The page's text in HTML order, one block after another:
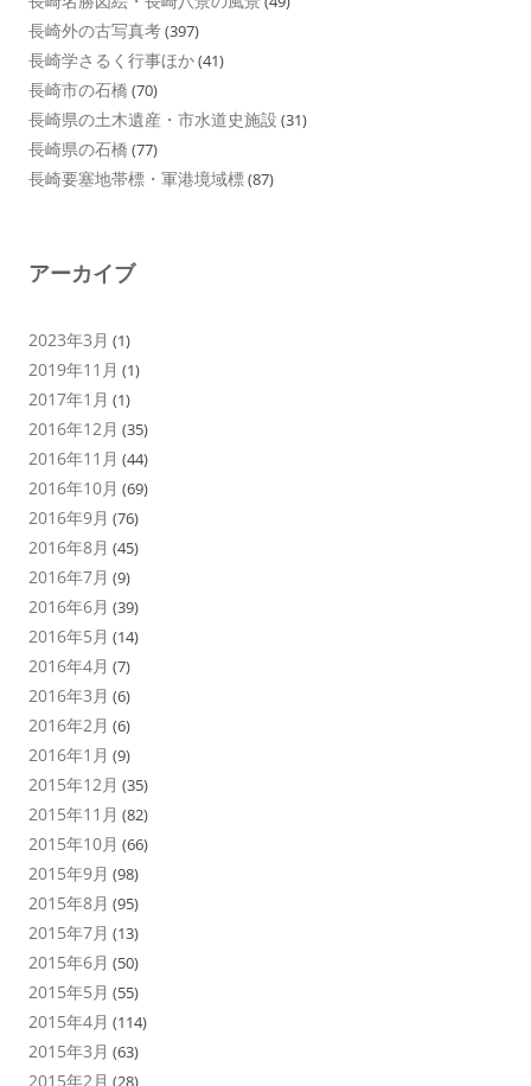
長崎外の古写真考(397)
長崎学さるく行事ほか(41)
長崎市の石橋 (70)
長崎県の土木遺産・市水道史施設 (31)
長崎県の石橋 (77)
長崎要塞地帯標・軍港境域標(87)
アーカイブ
2023年3月 (1)
2019年11月 (1)
2017年1月 (1)
2016年12月 (35)
2016年11月 (44)
2016年10月 (69)
2016年9月 (76)
2016年8月 (45)
2016年7月 (9)
2016年6月 (39)
2016年5月 (14)
2016年4月 (7)
2016年3月 (6)
2016年2月 (6)
2016年1月 (9)
2015年12月 (35)
2015年11月 (82)
2015年10月 (66)
2015年9月 (98)
2015年8月 (95)
2015年7月 (13)
2015年6月 (50)
2015年5月 (55)
2015年4月 (114)
2015年3月 (63)
2015年2月 (28)